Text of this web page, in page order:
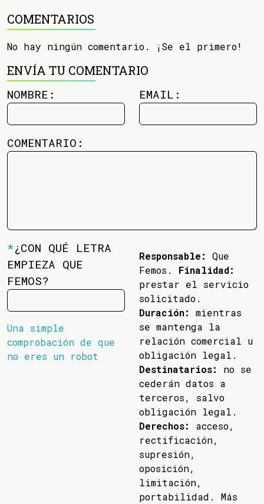
COMENTARIOS
No hay ningún comentario. ¡Se el primero!
ENVÍA TU COMENTARIO
NOMBRE: EMAIL:
COMENTARIO:
*¿CON QUÉ LETRA
EMPIEZA QUE
FEMOS?
Una simple
comprobación de que
no eres un robot
Responsable:
Que
Femos. Finalidad:
prestar el servicio
solicitado.
Duración:
mientras
se mantenga la
relación comercial u
obligación legal.
Destinatarios:
no se
cederán datos a
terceros, salvo
obligación legal.
Derechos:
acceso,
rectificación,
supresión,
oposición,
limitación,
portabilidad. Más